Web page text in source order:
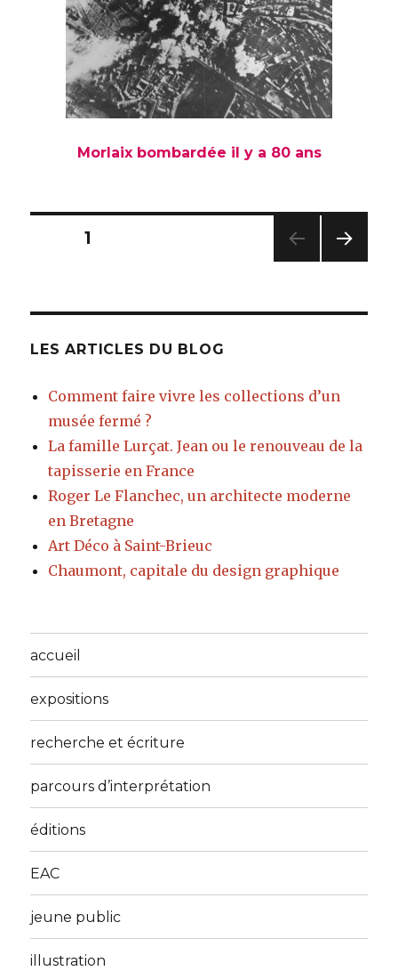
Morlaix bombardée il y a 80 ans
Pagination
publications
PAGE1
ANT
LES ARTICLES DU BLOG
Comment faire vivre les collections d’un
musée fermé ?
La famille Lurçat. Jean ou le renouveau de la
tapisserie en France
Roger Le Flanchec, un architecte moderne
en Bretagne
Art Déco à Saint-Brieuc
Chaumont, capitale du design graphique
accueil
expositions
recherche et écriture
parcours d’interprétation
éditions
EAC
jeune public
illustration